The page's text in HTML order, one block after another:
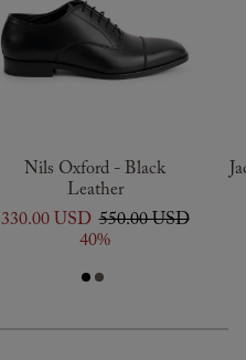
Nils Oxford - Black
Leather
330.00 USD 550.00 USD
40%